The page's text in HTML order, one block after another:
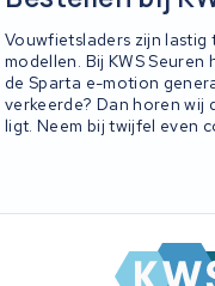
Vouwfietsladers zijn
modellen. Bij KWS
de Sparta e-motion
verkeerde? Dan horen
ligt. Neem bij twijfel even